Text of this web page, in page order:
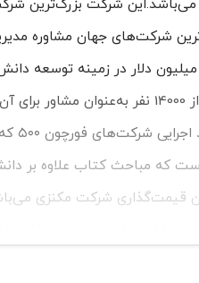
است که مباحث کتاب علاوه بر
قیمت‌گذاری شرکت مکنزی